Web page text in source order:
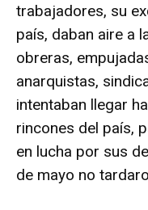
trabajadores, su
país, daban aire a
obreras,
anarquistas,
intentaban llegar
rincones del país,
en lucha por sus
de mayo no